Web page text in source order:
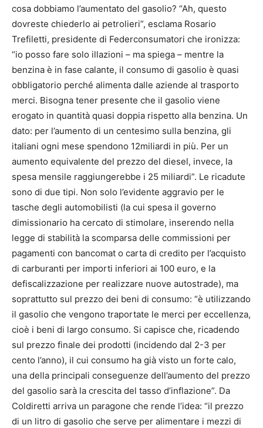
cosa dobbiamo l’aumentato del gasolio? “Ah, questo
dovreste chiederlo ai petrolieri”, esclama Rosario
Trefiletti, presidente di Federconsumatori che ironizza:
“io posso fare solo illazioni – ma spiega – mentre la
benzina è in fase calante, il consumo di gasolio è quasi
obbligatorio perché alimenta dalle aziende al trasporto
merci. Bisogna tener presente che il gasolio viene
erogato in quantità quasi doppia rispetto alla benzina. Un
dato: per l’aumento di un centesimo sulla benzina, gli
italiani ogni mese spendono 12miliardi in più. Per un
aumento equivalente del prezzo del diesel, invece, la
spesa mensile raggiungerebbe i 25 miliardi”. Le ricadute
sono di due tipi. Non solo l’evidente aggravio per le
tasche degli automobilisti (la cui spesa il governo
dimissionario ha cercato di stimolare, inserendo nella
legge di stabilità la scomparsa delle commissioni per
pagamenti con bancomat o carta di credito per l’acquisto
di carburanti per importi inferiori ai 100 euro, e la
defiscalizzazione per realizzare nuove autostrade), ma
soprattutto sul prezzo dei beni di consumo: “è utilizzando
il gasolio che vengono traportate le merci per eccellenza,
cioè i beni di largo consumo. Si capisce che, ricadendo
sul prezzo finale dei prodotti (incidendo dal 2-3 per
cento l’anno), il cui consumo ha già visto un forte calo,
una della principali conseguenze dell’aumento del prezzo
del gasolio sarà la crescita del tasso d’inflazione”. Da
Coldiretti arriva un paragone che rende l’idea: “il prezzo
di un litro di gasolio che serve per alimentare i mezzi di